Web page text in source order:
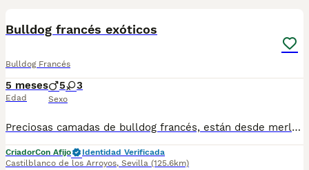
Bulldog francés exóticos
Bulldog Francés
5 meses
Edad
5 3
Sexo
Preciosas camadas de bulldog francés, están desde merles chocolates, hasta isabellas And tan. Se entregan con su vacuna correspondiente y cartilla veterinaria. Para más información preguntar por WhatsApp, el precio varía según sexo y color del cachorro
CriadorCon Afijo
Identidad Verificada
Castilblanco de los Arroyos, Sevilla (125.6km)